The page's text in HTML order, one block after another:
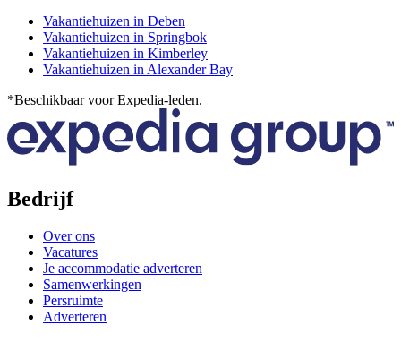
Vakantiehuizen in Deben
Vakantiehuizen in Springbok
Vakantiehuizen in Kimberley
Vakantiehuizen in Alexander Bay
*Beschikbaar voor Expedia-leden.
Bedrijf
Over ons
Vacatures
Je accommodatie adverteren
Samenwerkingen
Persruimte
Adverteren